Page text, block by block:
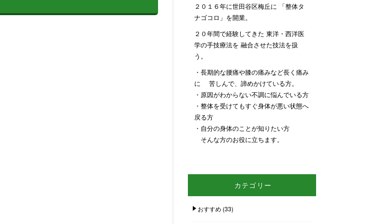
２０１６年に世田谷区梅丘に 「整体タ
ナゴコロ」を開業。
２０年間で経験してきた 東洋・西洋医
学の手技療法を 融合させた技法を扱
う。
・長期的な腰痛や膝の痛みなど長く痛み
に 苦しんで、諦めかけている方。
・原因がわからない不調に悩んでいる方
・整体を受けてもすぐ身体が悪い状態へ
戻る方
・自分の身体のことが知りたい方
そんな方のお役に立ちます。
カテゴリー
おすすめ (33)